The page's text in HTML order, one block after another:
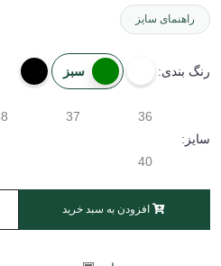
راهنمای سایز
رنگ بندی: سبز
سایز:
36
37
40
افزودن به سبد خرید